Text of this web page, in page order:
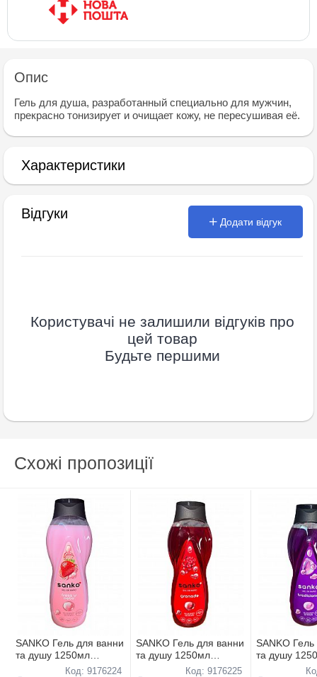
Опис
Гель для душа, разработанный специально для мужчин,
прекрасно тонизирует и очищает кожу, не пересушивая её.
Характеристики
Відгуки
Додати відгук
Користувачі не залишили відгуків про
цей товар
Будьте першими
Схожі пропозиції
SANKO Гель для ванни
та душу 1250мл
Вершки і Полуниця
Код: 9176224
SANKO Гель для ванни
та душу 1250мл
ГранатовийКод: 9176225
SANKO
та душу
Традиційний